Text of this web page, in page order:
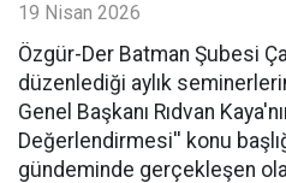
19 Nisan 2026
​Özgür-Der Batman Şubesi
düzenlediği aylık
Genel Başkanı Rıdvan
Değerlendirmesi'' konu
gündeminde gerçekleşen